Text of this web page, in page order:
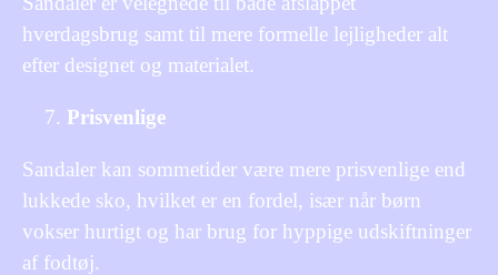
hverdagsbrug samt til mere formelle lejligheder alt
efter designet og materialet.
Prisvenlige
Sandaler kan sommetider være mere prisvenlige end
lukkede sko, hvilket er en fordel, især når børn
vokser hurtigt og har brug for hyppige udskiftninger
af fodtøj.